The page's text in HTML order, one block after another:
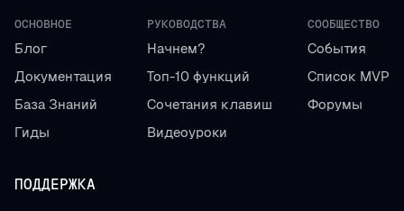
ОСНОВНОЕ
Блог
Документация
База Знаний
Гиды
РУКОВОДСТВА
Начнем?
Топ-10 функций
Сочетания клавиш
Видеоуроки
СООБЩЕСТВО
События
Список MVP
Форумы
ПОДДЕРЖКА